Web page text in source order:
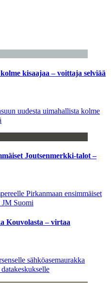
kisaajaa – voittaja selviää
uudesta uimahallista kolme
Joutsenmerkki-talot –
Pirkanmaan ensimmäiset
JM Suomi
Kouvolasta – virtaa
sähköasemaurakka